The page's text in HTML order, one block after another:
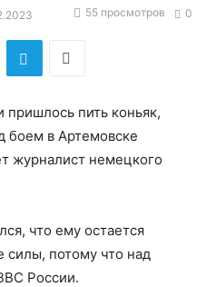
0
55 просмотров
пришлось пить коньяк,
боем в Артемовске
журналист немецкого
что ему остается
силы, потому что над
России.